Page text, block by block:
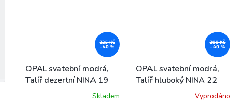
325 KČ
–40 %
OPAL svatební modrá,
Talíř dezertní NINA 19
cm, krajka, porcelán Thu
Skladem
399 KČ
–40 %
OPAL svatební modrá,
Talíř hluboký NINA 22
cm, krajka, porcelánVyprodáno